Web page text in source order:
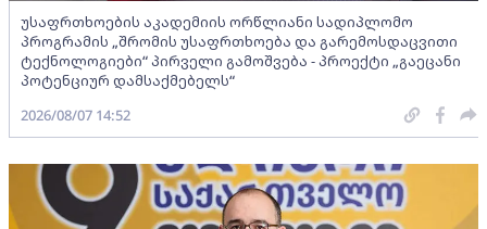
უსაფრთხოების აკადემიის ორწლიანი სადიპლომო
პროგრამის „შრომის უსაფრთხოება და გარემოსდაცვითი
ტექნოლოგიები“ პირველი გამოშვება - პროექტი „გაეცანი
პოტენციურ დამსაქმებელს“
2026/08/07 14:52